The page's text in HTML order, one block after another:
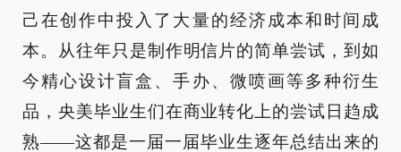
己在创作中投入了大量的经济成本和时间成
本。从往年只是制作明信片的简单尝试，到如
今精心设计盲盒、手办、微喷画等多种衍生
品，央美毕业生们在商业转化上的尝试日趋成
熟——这都是一届一届毕业生逐年总结出来的